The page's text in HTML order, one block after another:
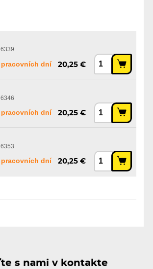
pracovních dní 20,25 €
pracovních dní 20,25 €
pracovních dní 20,25 €
s nami v kontakte